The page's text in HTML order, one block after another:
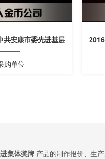
安康市委先进基层
奖牌制作
购单位
集体奖牌 产品的制作报价、生